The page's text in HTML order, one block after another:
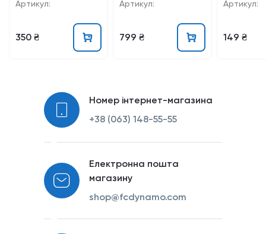
Артикул:
350 ₴
Артикул:
799 ₴
Артикул:
149 ₴
Номер інтернет-магазина
+38 (063) 148-55-55
Електронна пошта
магазину
shop@fcdynamo.com